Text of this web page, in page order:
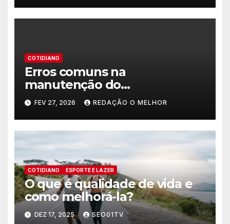
COTIDIANO
Erros comuns na
manutenção do
encanamento residencial
FEV 27, 2026 REDAÇÃO O MELHOR
COTIDIANO ESPORTE E LAZER
O que é qualidade de vida e
como melhorá-la?
DEZ 17, 2025 SEO01TV